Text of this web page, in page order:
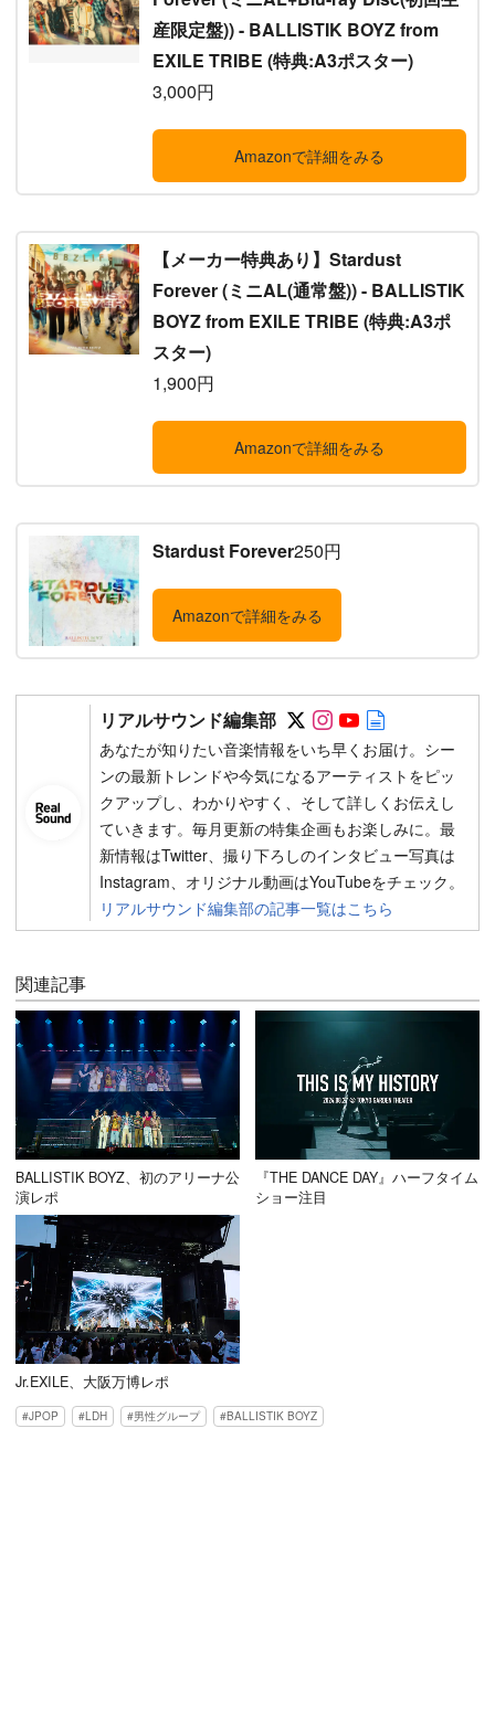
産限定盤)) - BALLISTIK BOYZ from
EXILE TRIBE (特典:A3ポスター)
3,000円
Amazonで詳細をみる
【メーカー特典あり】Stardust
Forever (ミニAL(通常盤)) - BALLISTIK
BOYZ from EXILE TRIBE (特典:A3ポ
スター)
1,900円
Amazonで詳細をみる
Stardust Forever250円
Amazonで詳細をみる
リアルサウンド編集部 Follow on SNS
Follow on SNS
Follow on
あなたが知りたい音楽情報をいち早くお届け。シー
ンの最新トレンドや今気になるアーティストをピッ
クアップし、わかりやすく、そして詳しくお伝えし
ていきます。毎月更新の特集企画もお楽しみに。最
新情報はTwitter、撮り下ろしのインタビュー写真は
Instagram、オリジナル動画はYouTubeをチェック。
リアルサウンド編集部の記事一覧はこちら
関連記事
BALLISTIK BOYZ、初のアリーナ公
演レポ
『THE DANCE DAY』ハーフタイム
ショー注目
Jr.EXILE、大阪万博レポ
JPOP LDH 男性グループ BALLISTIK BOYZ